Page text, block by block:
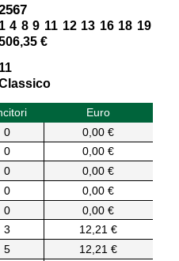
1 4 8 9 11 12 13 16 18 19
€
11
Euro
0
0,00 €
0
0,00 €
0
0,00 €
0
0,00 €
0
0,00 €
3
12,21 €
5
12,21 €